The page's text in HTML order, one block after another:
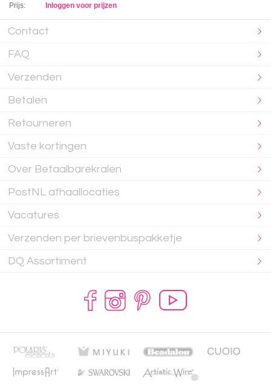
Prijs:
Inloggen voor prijzen
Contact
FAQ
Verzenden
Betalen
Retourneren
Vaste kortingen
Over Betaalbarekralen
PostNL afhaallocaties
Vacatures
Verzenden per brievenbuspakketje
DQ Assortiment